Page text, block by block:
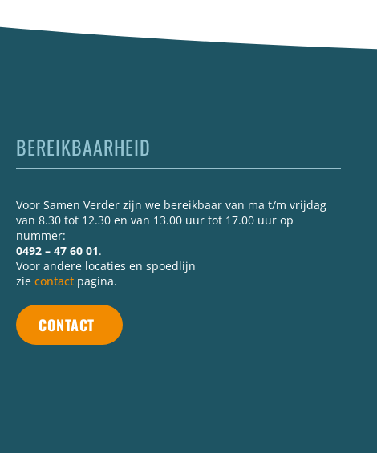
BEREIKBAARHEID
Voor Samen Verder zijn we bereikbaar van ma t/m vrijdag
van 8.30 tot 12.30 en van 13.00 uur tot 17.00 uur op
nummer:
0492 – 47 60 01.
Voor andere locaties en spoedlijn
zie contact pagina.
CONTACT